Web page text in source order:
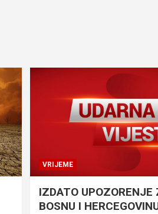
VRIJEME
IZDATO UPOZORENJE
BOSNU I